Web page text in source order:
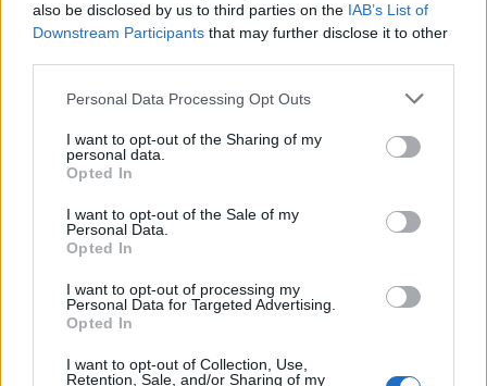
also be disclosed by us to third parties on the IAB’s List of
Downstream Participants that may further disclose it to other
Please note that this website/app uses one or more Google
not limited to your visit or usage behaviour. You may click to
grant or deny consent to Google and its third-party tags to
use your data for below specified purposes in below Google
consent section.
Personal Data Processing Opt Outs
I want to opt-out of the Sharing of my
personal data.
Opted In
I want to opt-out of the Sale of my
Personal Data.
Opted In
I want to opt-out of processing my
Personal Data for Targeted Advertising.
Opted In
I want to opt-out of Collection, Use,
Retention, Sale, and/or Sharing of my